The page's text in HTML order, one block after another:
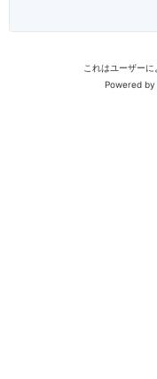
これはユーザーに
Powered by